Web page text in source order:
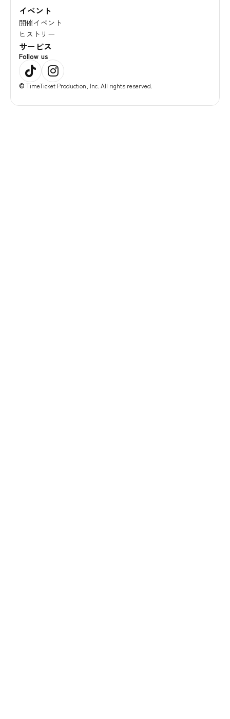
イベント
開催イベント
ヒストリー
サービス
© TimeTicket Production, Inc. All rights reserved.
Follow us